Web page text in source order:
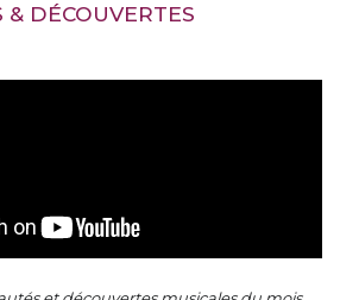
& DÉCOUVERTES